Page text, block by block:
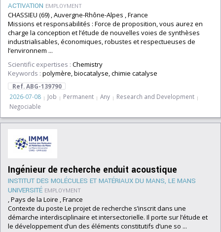
ACTIVATION EMPLOYMENT
CHASSIEU (69) , Auvergne-Rhône-Alpes , France
Missions et responsabilités : Force de proposition, vous aurez en
charge la conception et l’étude de nouvelles voies de synthèses
industrialisables, économiques, robustes et respectueuses de
l’environnem ...
Scientific expertises : Chemistry
Keywords : polymère, biocatalyse, chimie catalyse
Ref. ABG-139790
2026-07-08
Job Permanent Any
Research and Development
Negociable
Ingénieur de recherche enduit acoustique
INSTITUT DES MOLÉCULES ET MATÉRIAUX DU MANS, LE MANS
UNIVERSITÉ EMPLOYMENT
, Pays de la Loire , France
Contexte du poste Le projet de recherche s’inscrit dans une
démarche interdisciplinaire et intersectorielle. Il porte sur l’étude et
le développement d’un des éléments constitutifs d’une so ...